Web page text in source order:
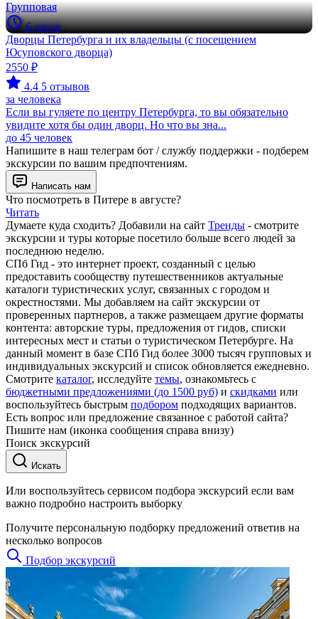
Групповая
6 часов
Дворцы Петербурга и их владельцы (с посещением
Юсуповского дворца)
2550 ₽
4.4 5 отзывов
за человека
Если вы гуляете по центру Петербурга, то вы обязательно
увидите хотя бы один дворц. Но что вы зна...
до 45 человек
Напишите в наш телеграм бот / службу поддержки - подберем
экскурсии по вашим предпочтениям.
Написать нам
Что посмотреть в Питере в августе?
Читать
Думаете куда сходить? Добавили на сайт Тренды - смотрите
экскурсии и туры которые посетило больше всего людей за
последнюю неделю.
СПб Гид - это интернет проект, созданный с целью
предоставить сообществу путешественников актуальные
каталоги туристических услуг, связанных с городом и
окрестностями. Мы добавляем на сайт экскурсии от
проверенных партнеров, а также размещаем другие форматы
контента: авторские туры, предложения от гидов, списки
интересных мест и статьи о туристическом Петербурге. На
данный момент в базе СПб Гид более 3000 тысяч групповых и
индивидуальных экскурсий и список обновляется ежедневно.
Смотрите каталог, исследуйте темы, ознакомьтесь с
бюджетными предложениями (до 1500 руб) и скидками или
воспользуйтесь быстрым подбором подходящих вариантов.
Есть вопрос или предложение связанное с работой сайта?
Пишите нам (иконка сообщения справа внизу)
Поиск экскурсий
Искать
Или воспользуйтесь сервисом подбора экскурсий если вам
важно подробно настроить выборку
Получите персональную подборку предложений ответив на
несколько вопросов
Подбор экскурсий